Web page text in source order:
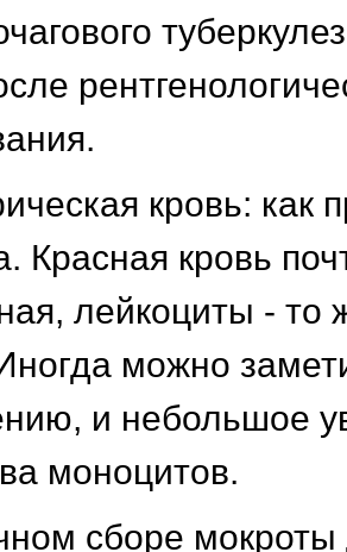
кровь: как
Красная кровь
лейкоциты - то
можно
и небольшое
моноцитов.
сборе мокроты